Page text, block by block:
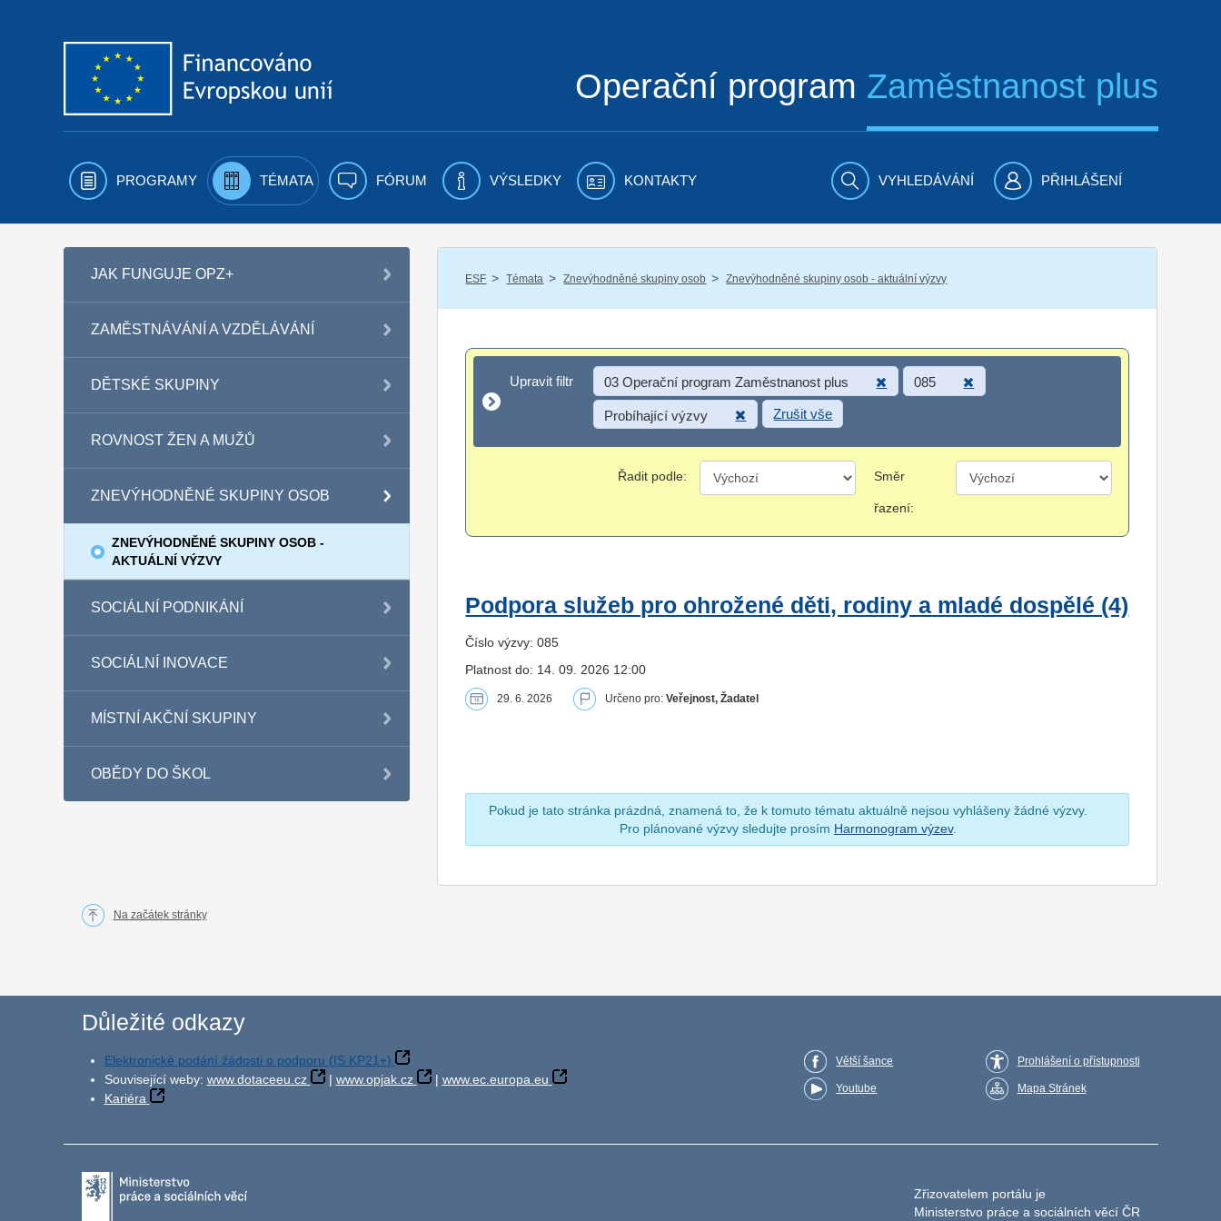
Operační program Zaměstnanost plus
PROGRAMY TÉMATA FÓRUM VÝSLEDKY KONTAKTY VYHLEDÁVÁNÍ PŘIHLÁŠENÍ
JAK FUNGUJE OPZ+
ZAMĚSTNÁVÁNÍ A VZDĚLÁVÁNÍ
DĚTSKÉ SKUPINY
ROVNOST ŽEN A MUŽŮ
ZNEVÝHODNĚNÉ SKUPINY OSOB
ZNEVÝHODNĚNÉ SKUPINY OSOB -
AKTUÁLNÍ VÝZVY
SOCIÁLNÍ PODNIKÁNÍ
SOCIÁLNÍ INOVACE
MÍSTNÍ AKČNÍ SKUPINY
OBĚDY DO ŠKOL
ESF / Témata / Znevýhodněné skupiny osob / Znevýhodněné skupiny osob - aktuální výzvy
Upravit filtr
Upravit filtr 03 Operační program Zaměstnanost plus 085
Probíhající výzvy Zrušit vše
Řadit podle: Směr
řazení:
Podpora služeb pro ohrožené děti, rodiny a mladé dospělé (4)
Číslo výzvy: 085
Platnost do: 14. 09. 2026 12:00
29. 6. 2026 Určeno pro:Veřejnost, Žadatel
Pokud je tato stránka prázdná, znamená to, že k tomuto tématu aktuálně nejsou vyhlášeny žádné výzvy.
Pro plánované výzvy sledujte prosím Harmonogram výzev.
Na začátek stránky
Důležité odkazy
Elektronické podání žádosti o podporu (IS KP21+)
Související weby: www.dotaceeu.cz | www.opjak.cz | www.ec.europa.eu
Kariéra
Větší šance
Youtube
Prohlášení o přístupnosti
Mapa Stránek
Zřizovatelem portálu je
Ministerstvo práce a sociálních věcí ČR